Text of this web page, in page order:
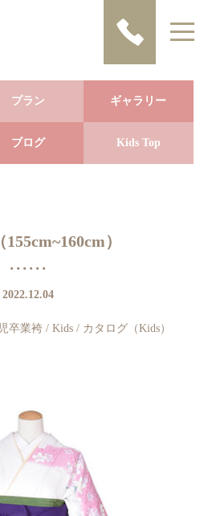
プラン ギャラリー
ブログ Kids Top
155cm~160cm）
2022.12.04
卒業袴 / Kids / カタログ（Kids）